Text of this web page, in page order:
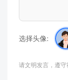
选择头像:
请文明发言，遵守